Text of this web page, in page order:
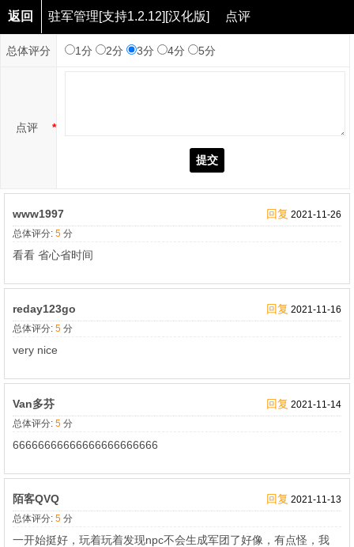
返回 驻军管理[支持1.2.12][汉化版] 点评
总体评分 1分 2分 3分 4分 5分
*
点评
提交
www1997 回复 2021-11-26
总体评分: 5 分
看看 省心省时间
reday123go 回复 2021-11-16
总体评分: 5 分
very nice
Van多芬 回复 2021-11-14
总体评分: 5 分
66666666666666666666666
陌客QVQ 回复 2021-11-13
总体评分: 5 分
一开始挺好，玩着玩着发现npc不会生成军团了好像，有点怪，我